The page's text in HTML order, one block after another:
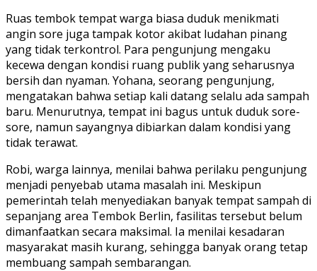
Ruas tembok tempat warga biasa duduk menikmati
angin sore juga tampak kotor akibat ludahan pinang
yang tidak terkontrol. Para pengunjung mengaku
kecewa dengan kondisi ruang publik yang seharusnya
bersih dan nyaman. Yohana, seorang pengunjung,
mengatakan bahwa setiap kali datang selalu ada sampah
baru. Menurutnya, tempat ini bagus untuk duduk sore-
sore, namun sayangnya dibiarkan dalam kondisi yang
tidak terawat.
Robi, warga lainnya, menilai bahwa perilaku pengunjung
menjadi penyebab utama masalah ini. Meskipun
pemerintah telah menyediakan banyak tempat sampah di
sepanjang area Tembok Berlin, fasilitas tersebut belum
dimanfaatkan secara maksimal. Ia menilai kesadaran
masyarakat masih kurang, sehingga banyak orang tetap
membuang sampah sembarangan.